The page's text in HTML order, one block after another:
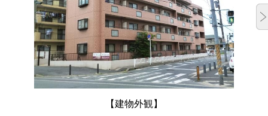
【建物外観】